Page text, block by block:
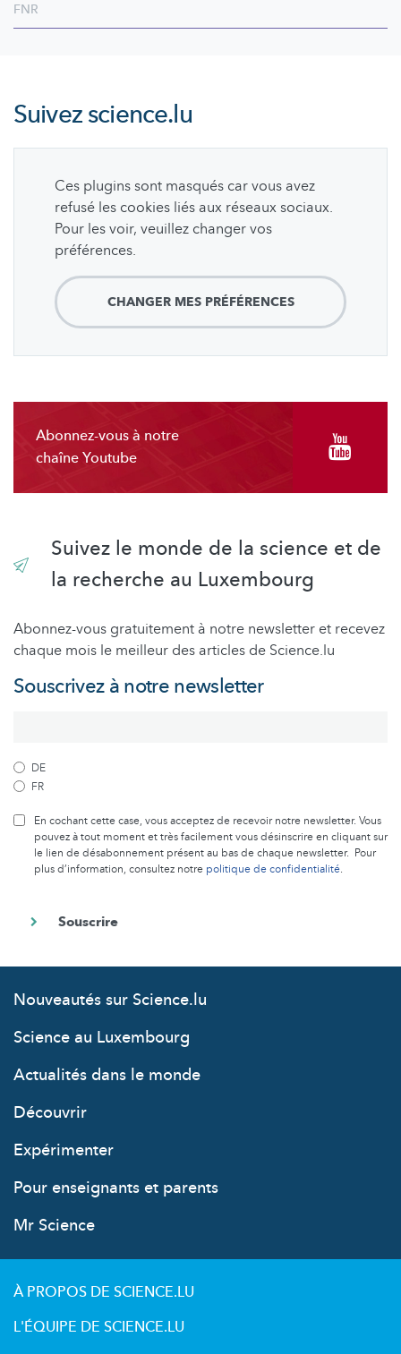
FNR
Suivezscience.lu
Ces plugins sont masqués car vous avez
refusé les cookies liés aux réseaux sociaux.
Pour les voir, veuillez changer vos
préférences.
CHANGER MES PRÉFÉRENCES
Abonnez-vous à notre
chaîne Youtube
Suivez le monde de la science et de
la recherche au Luxembourg
Abonnez-vous gratuitement à notre newsletter et recevez
chaque mois le meilleur des articles de Science.lu
Souscrivez à notre newsletter
DE
FR
En cochant cette case, vous acceptez de recevoir notre newsletter. Vous
pouvez à tout moment et très facilement vous désinscrire en cliquant sur
le lien de désabonnement présent au bas de chaque newsletter. Pour
plus d’information, consultez notre politique de confidentialité.
Nouveautés sur Science.lu
Science au Luxembourg
Actualités dans le monde
Découvrir
Expérimenter
Pour enseignants et parents
Mr Science
À PROPOS DE SCIENCE.LU
L'ÉQUIPE DE SCIENCE.LU